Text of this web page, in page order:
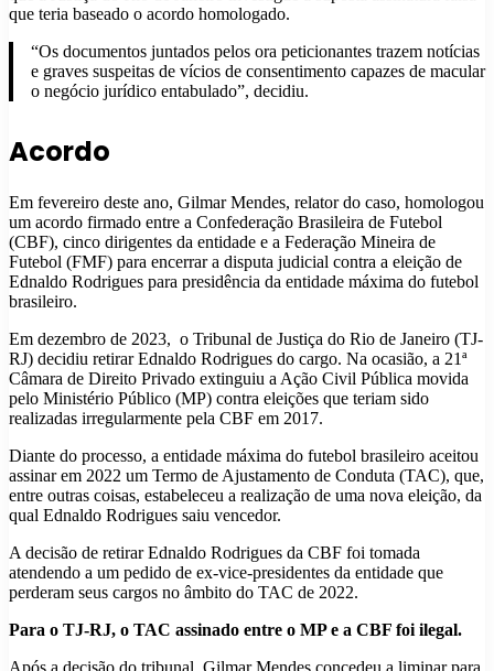
que teria baseado o acordo homologado.
“Os documentos juntados pelos ora peticionantes trazem notícias
e graves suspeitas de vícios de consentimento capazes de macular
o negócio jurídico entabulado”, decidiu.
Acordo
Em fevereiro deste ano, Gilmar Mendes, relator do caso, homologou
um acordo firmado entre a Confederação Brasileira de Futebol
(CBF), cinco dirigentes da entidade e a Federação Mineira de
Futebol (FMF) para encerrar a disputa judicial contra a eleição de
Ednaldo Rodrigues para presidência da entidade máxima do futebol
brasileiro.
Em dezembro de 2023, o Tribunal de Justiça do Rio de Janeiro (TJ-
RJ) decidiu retirar Ednaldo Rodrigues do cargo. Na ocasião, a 21ª
Câmara de Direito Privado extinguiu a Ação Civil Pública movida
pelo Ministério Público (MP) contra eleições que teriam sido
realizadas irregularmente pela CBF em 2017.
Diante do processo, a entidade máxima do futebol brasileiro aceitou
assinar em 2022 um Termo de Ajustamento de Conduta (TAC), que,
entre outras coisas, estabeleceu a realização de uma nova eleição, da
qual Ednaldo Rodrigues saiu vencedor.
A decisão de retirar Ednaldo Rodrigues da CBF foi tomada
atendendo a um pedido de ex-vice-presidentes da entidade que
perderam seus cargos no âmbito do TAC de 2022.
Para o TJ-RJ, o TAC assinado entre o MP e a CBF foi ilegal.
Após a decisão do tribunal, Gilmar Mendes concedeu a liminar para